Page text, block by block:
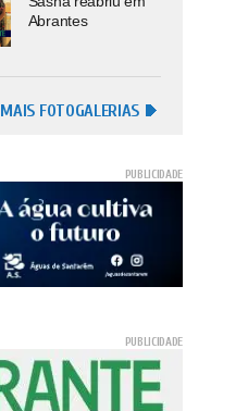
Abrantes
MAIS FOTOGALERIAS